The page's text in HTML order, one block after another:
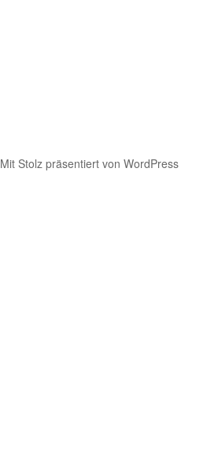
Mit Stolz präsentiert von WordPress